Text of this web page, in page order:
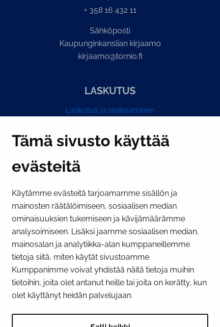
Tämä sivusto käyttää
evästeitä
Käytämme evästeitä tarjoamamme sisällön ja
mainosten räätälöimiseen, sosiaalisen median
ominaisuuksien tukemiseen ja kävijämäärämme
analysoimiseen. Lisäksi jaamme sosiaalisen median,
mainosalan ja analytiikka-alan kumppaneillemme
tietoja siitä, miten käytät sivustoamme.
Kumppanimme voivat yhdistää näitä tietoja muihin
tietoihin, joita olet antanut heille tai joita on kerätty, kun
olet käyttänyt heidän palvelujaan.
+ 358 16 432 11
Sähköposti
Kaupunginkanslian kirjaamo
kirjaamo@tornio.fi
LASKUTUS
Laskutus ja maksaminen
PI­KA­LINK­KE­JÄ
Näytä evästeasetukseni
SOSIAALINEN MEDIA
Facebook InstagramYouTube